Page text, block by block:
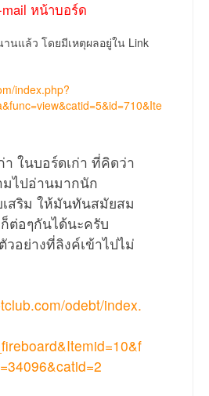
หน้าบอร์ด
นแล้ว โดยมีเหตุผลอยู่ใน Link
index.php?
า ในบอร์ดเก่า ที่คิดว่า
มไปอ่านมากนัก
สริม ให้มันทันสมัยสม
ต่อๆกันได้นะครับ
วอย่างที่ลิงค์เข้าไปไม่
odebt/index.